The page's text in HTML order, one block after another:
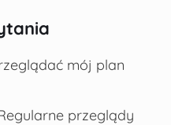
mój plan
przeglądy